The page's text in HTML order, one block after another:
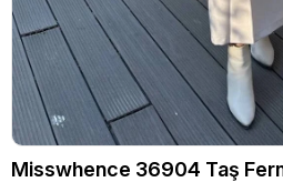
Misswhence 36904 Taş